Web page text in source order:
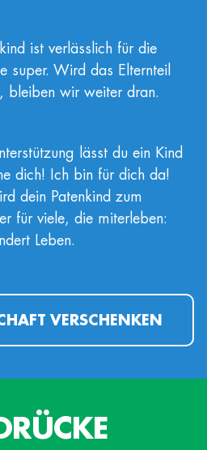
ist verlässlich für die
super. Wird das Elternteil
bleiben wir weiter dran.
lässt du ein Kind
dich! Ich bin für dich da!
dein Patenkind zum
für viele, die miterleben:
Leben.
VERSCHENKEN